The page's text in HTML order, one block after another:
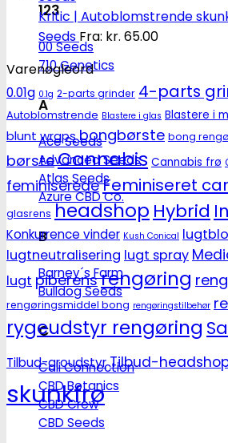
123
00 Seeds
710 Genetics
A
Ace Seeds
Advanced Seeds
Atlas Seeds
Azure CBD Co.
B
Barney´s Farm
Bulldog Seeds
C
Cali Connection
CBD Botanics
CBD Crew
CBD Seeds
Kritic | Autoblomstrende
Seeds Fra: kr. 65.00
Varenøgleord
0.01g 0.1g 2-parts grinder 4-parts
Autoblomstrende Blastere i glas Blastere i
blunt wraps bongbørste bong
børsteCannabis Cannabis frø
feminiseredeFeminiseret
glasrens headshop Hybrid
Konkurrence vinder Kush Conical
lugtneutralisering lugt spray
lugt piberensrengøring
rengøringsmiddel bong rengøringstilbehør
rygeudstyr rengøring
Tilbud-groudstyrTilbud-
skunkfrø